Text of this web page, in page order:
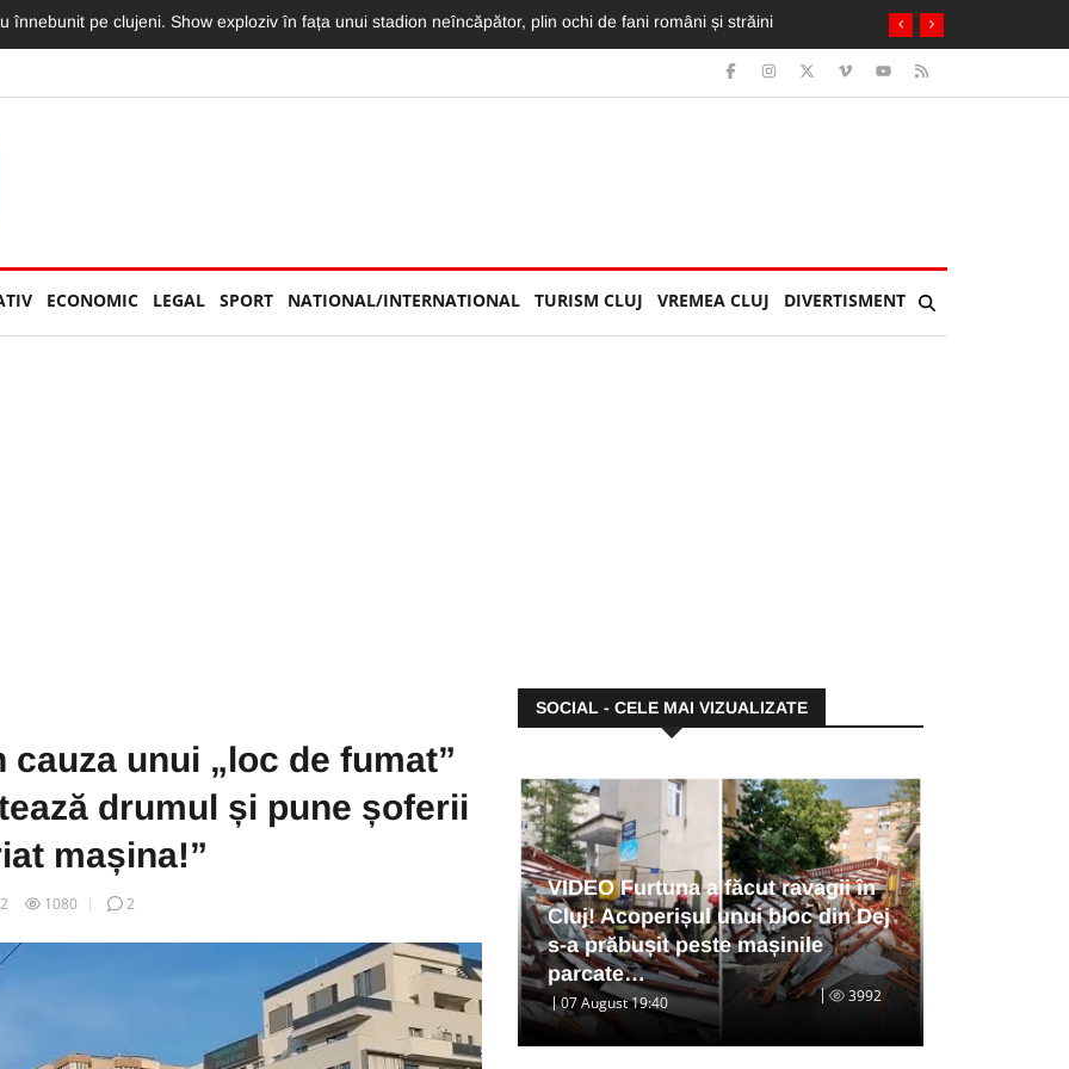
o declarație de dragoste greu de egalat. Vlad: „Mama, te iubesc mai mult ca pe «U»”
ECONOMIC LEGAL SPORT NATIONAL/INTERNATIONAL TURISM CLUJ VREMEA CLUJ DIVERTISMENT
unui „loc de fumat”
drumul și pune șoferii
mașina!”
1080 2
SOCIAL - CELE MAI VIZUALIZATE
VIDEO Furtuna a făcut ravagii în
Cluj! Acoperișul unui bloc din Dej
s-a prăbușit peste mașinile
parcate…
07 August 19:40 3992